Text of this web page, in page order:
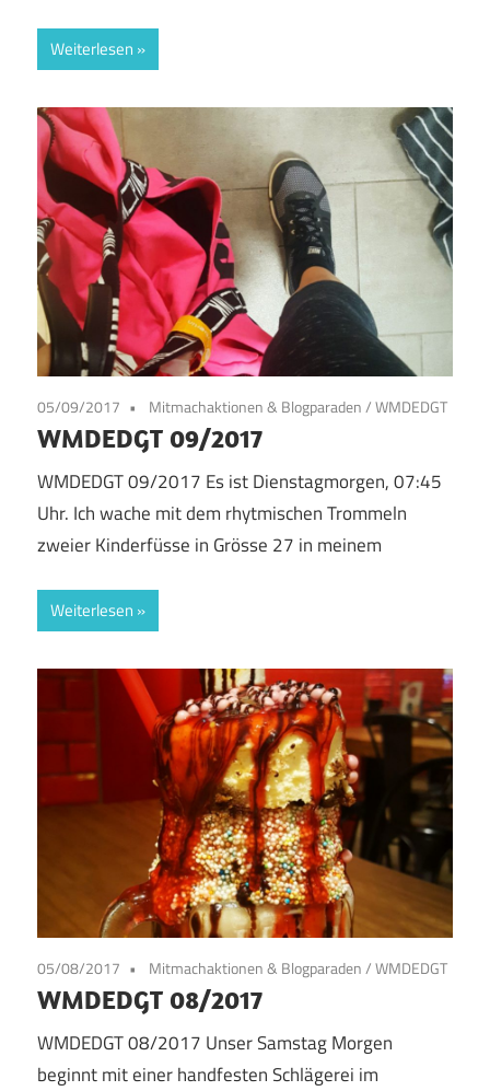
Weiterlesen
05/09/2017 Mitmachaktionen & Blogparaden/WMDEDGT
WMDEDGT 09/2017
WMDEDGT 09/2017 Es ist Dienstagmorgen, 07:45
Uhr. Ich wache mit dem rhytmischen Trommeln
zweier Kinderfüsse in Grösse 27 in meinem
Weiterlesen
05/08/2017 Mitmachaktionen & Blogparaden/WMDEDGT
WMDEDGT 08/2017
WMDEDGT 08/2017 Unser Samstag Morgen
beginnt mit einer handfesten Schlägerei im